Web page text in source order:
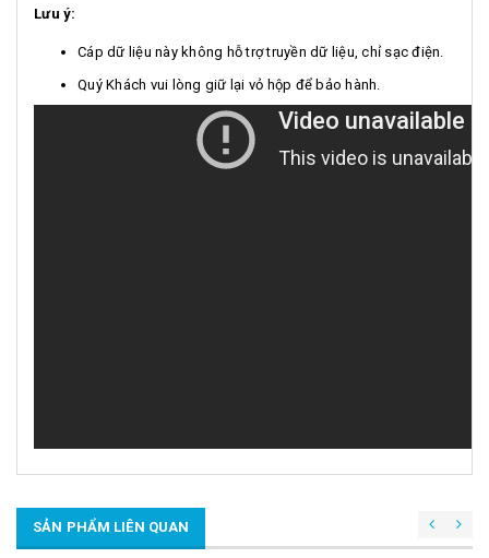
Lưu ý:
Cáp dữ liệu này không hỗ trợ truyền dữ liệu, chỉ sạc điện.
Quý Khách vui lòng giữ lại vỏ hộp để bảo hành.
SẢN PHẨM LIÊN QUAN